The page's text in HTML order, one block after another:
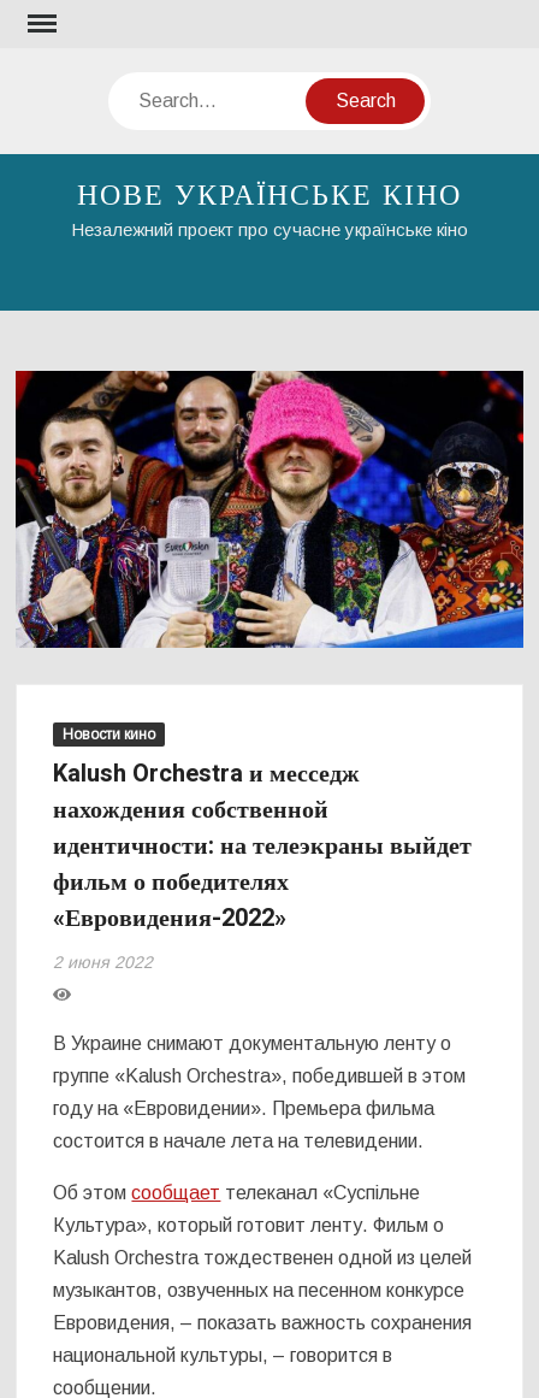
Skip
Search
НОВЕ УКРАЇНСЬКЕ КІНО
Незалежний проект про сучасне українське кіно
Новости кино
Kalush Orchestra и месседж
нахождения собственной
идентичности: на телеэкраны выйдет
фильм о победителях
«Евровидения-2022»
2 июня 2022
В Украине снимают документальную ленту о
группе «Kalush Orchestra», победившей в этом
году на «Евровидении». Премьера фильма
состоится в начале лета на телевидении.
Об этомсообщает телеканал «Суспільне
Культура», который готовит ленту. Фильм о
Kalush Orchestra тождественен одной из целей
музыкантов, озвученных на песенном конкурсе
Евровидения, – показать важность сохранения
национальной культуры, – говорится в
сообщении.